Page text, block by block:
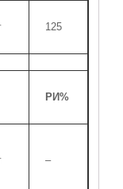
125
РИ%
–